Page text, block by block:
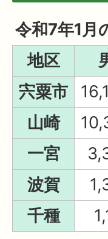
令和7年1月
地区
宍粟市
山崎
一宮
波賀
千種